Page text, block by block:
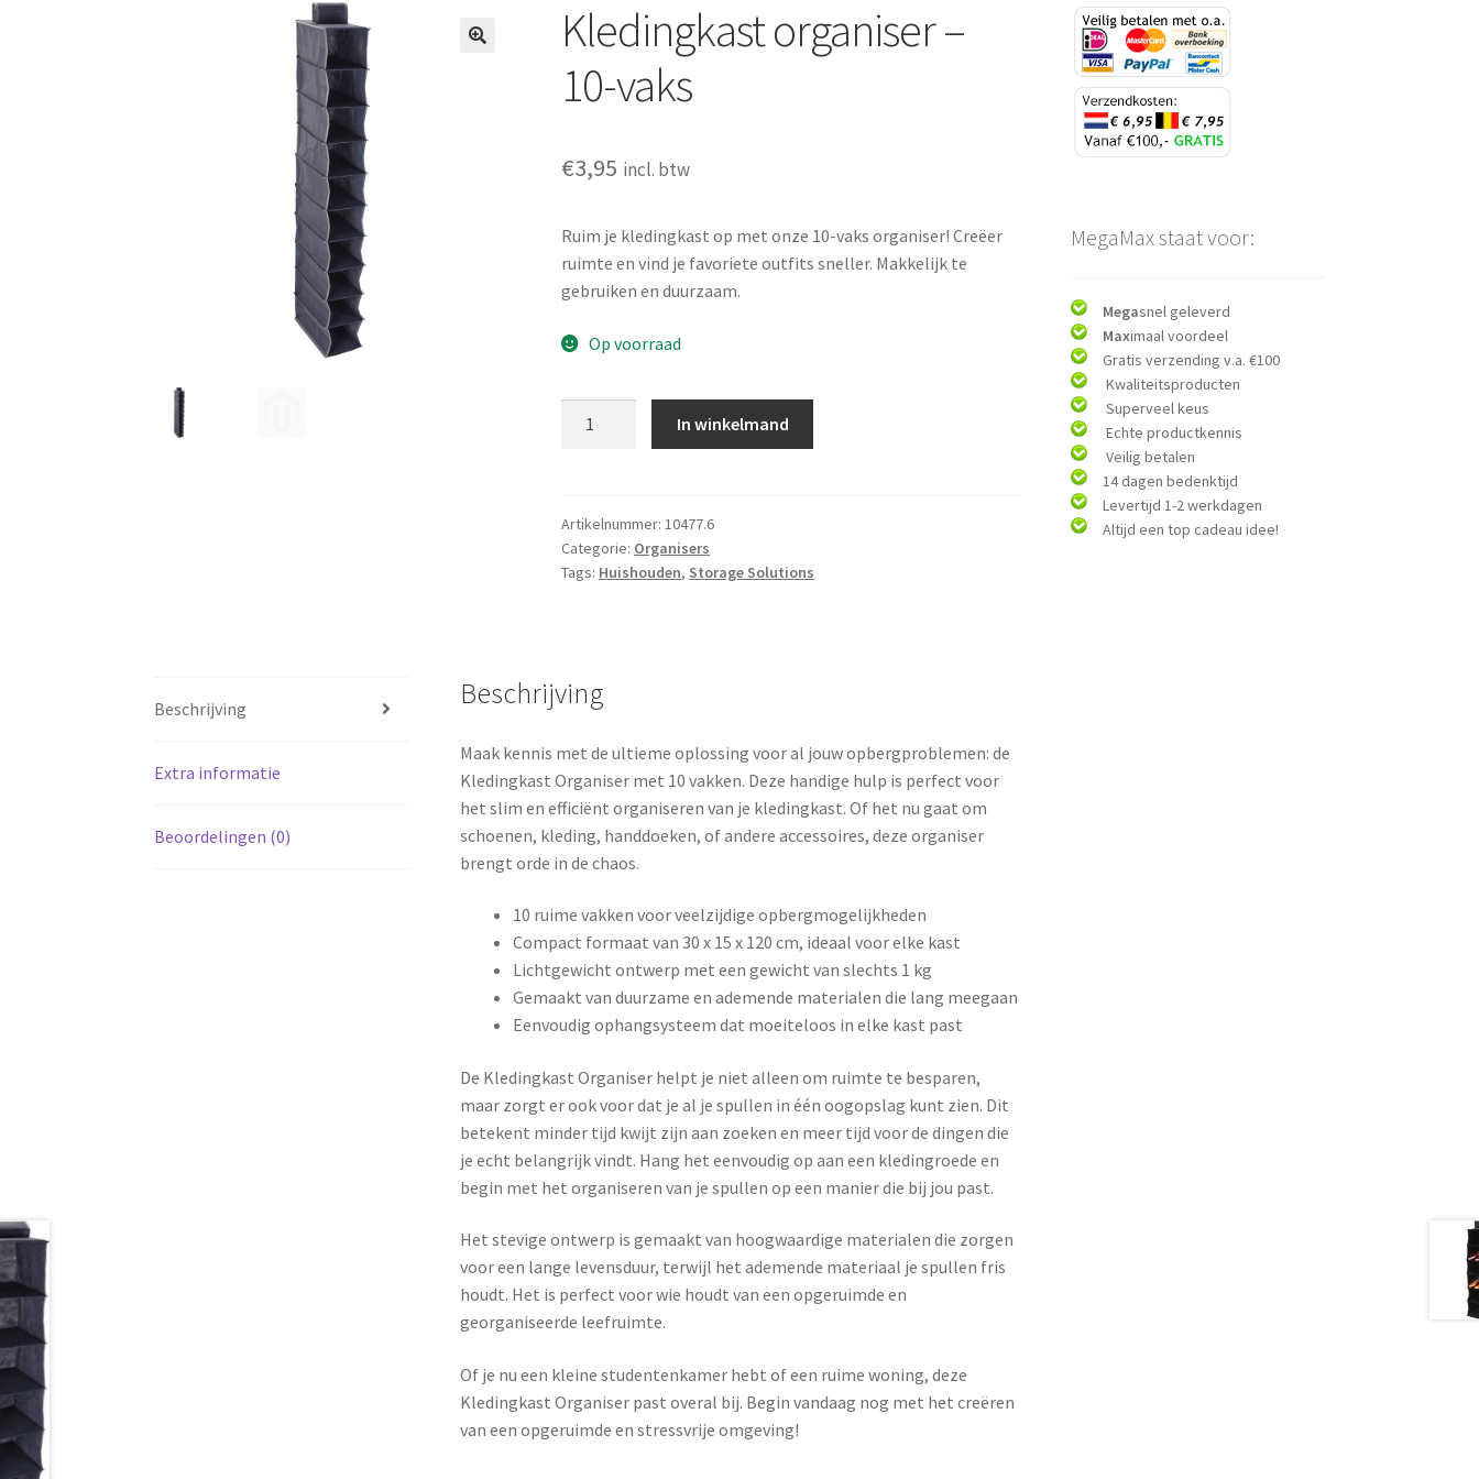
Kledingkast organiser –
10-vaks
€3,95 incl. btw
Ruim je kledingkast op met onze 10-vaks organiser! Creëer
ruimte en vind je favoriete outfits sneller. Makkelijk te
gebruiken en duurzaam.
Op voorraad
vaks
aantal
In winkelmand
Artikelnummer:10477.6
Categorie: Organisers
Tags: Huishouden, Storage Solutions
Beschrijving
Extra informatie
Beoordelingen (0)
Beschrijving
Maak kennis met de ultieme oplossing voor al jouw opbergproblemen: de
Kledingkast Organiser met 10 vakken. Deze handige hulp is perfect voor
het slim en efficiënt organiseren van je kledingkast. Of het nu gaat om
schoenen, kleding, handdoeken, of andere accessoires, deze organiser
brengt orde in de chaos.
10 ruime vakken voor veelzijdige opbergmogelijkheden
Compact formaat van 30 x 15 x 120 cm, ideaal voor elke kast
Lichtgewicht ontwerp met een gewicht van slechts 1 kg
Gemaakt van duurzame en ademende materialen die lang meegaan
Eenvoudig ophangsysteem dat moeiteloos in elke kast past
De Kledingkast Organiser helpt je niet alleen om ruimte te besparen,
maar zorgt er ook voor dat je al je spullen in één oogopslag kunt zien. Dit
betekent minder tijd kwijt zijn aan zoeken en meer tijd voor de dingen die
je echt belangrijk vindt. Hang het eenvoudig op aan een kledingroede en
begin met het organiseren van je spullen op een manier die bij jou past.
Het stevige ontwerp is gemaakt van hoogwaardige materialen die zorgen
voor een lange levensduur, terwijl het ademende materiaal je spullen fris
houdt. Het is perfect voor wie houdt van een opgeruimde en
georganiseerde leefruimte.
Of je nu een kleine studentenkamer hebt of een ruime woning, deze
Kledingkast Organiser past overal bij. Begin vandaag nog met het creëren
van een opgeruimde en stressvrije omgeving!
MegaMax staat voor:
Megasnel geleverd
Maximaal voordeel
Gratis verzending v.a. €100
Kwaliteitsproducten
Superveel keus
Echte productkennis
Veilig betalen
14 dagen bedenktijd
Levertijd 1-2 werkdagen
Altijd een top cadeau idee!